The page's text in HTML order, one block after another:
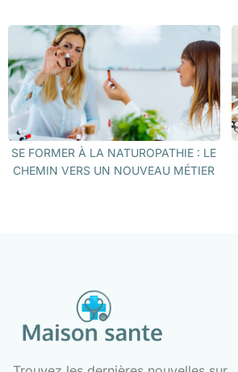
SE FORMER À LA NATUROPATHIE : LE
CHEMIN VERS UN NOUVEAU MÉTIER